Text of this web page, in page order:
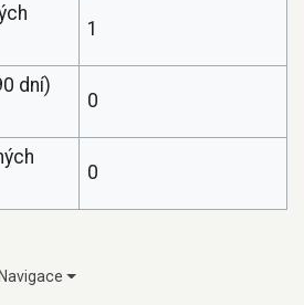
1
dní)
0
0
Navigace